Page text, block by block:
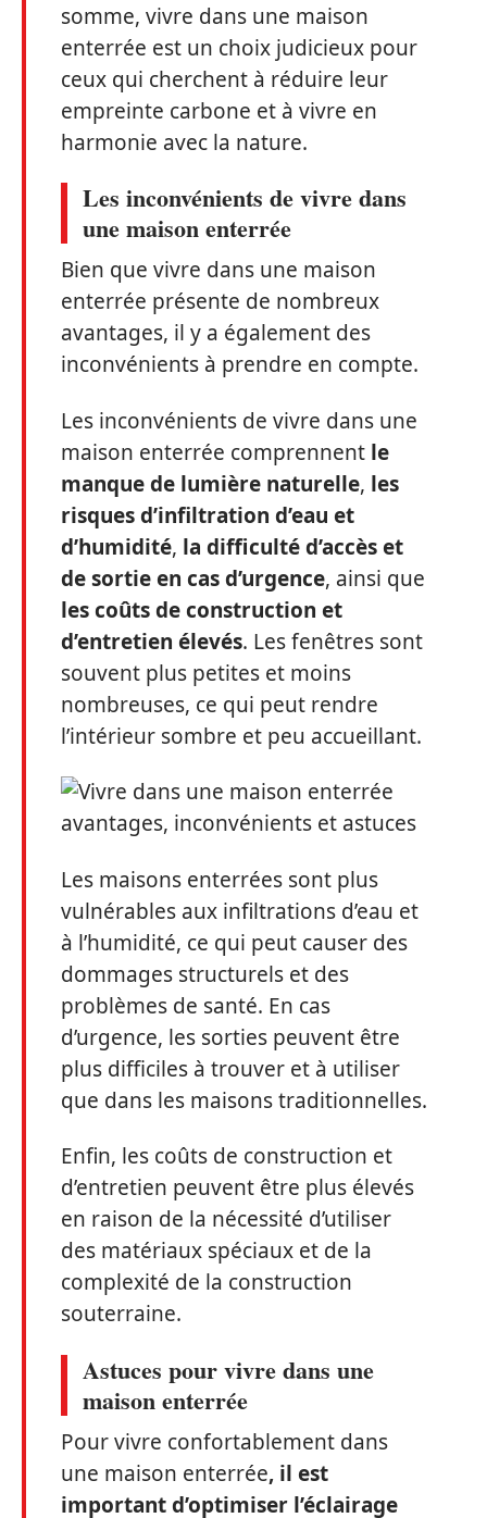
somme, vivre dans une maison
enterrée est un choix judicieux pour
ceux qui cherchent à réduire leur
empreinte carbone et à vivre en
harmonie avec la nature.
Les inconvénients de vivre dans
une maison enterrée
Bien que vivre dans une maison
enterrée présente de nombreux
avantages, il y a également des
inconvénients à prendre en compte.
Les inconvénients de vivre dans une
maison enterrée comprennent le
manque de lumière naturelle, les
risques d’infiltration d’eau et
d’humidité, la difficulté d’accès et
de sortie en cas d’urgence, ainsi que
les coûts de construction et
d’entretien élevés. Les fenêtres sont
souvent plus petites et moins
nombreuses, ce qui peut rendre
l’intérieur sombre et peu accueillant.
Les maisons enterrées sont plus
vulnérables aux infiltrations d’eau et
à l’humidité, ce qui peut causer des
dommages structurels et des
problèmes de santé. En cas
d’urgence, les sorties peuvent être
plus difficiles à trouver et à utiliser
que dans les maisons traditionnelles.
Enfin, les coûts de construction et
d’entretien peuvent être plus élevés
en raison de la nécessité d’utiliser
des matériaux spéciaux et de la
complexité de la construction
souterraine.
Astuces pour vivre dans une
maison enterrée
Pour vivre confortablement dans
une maison enterrée, il est
important d’optimiser l’éclairage